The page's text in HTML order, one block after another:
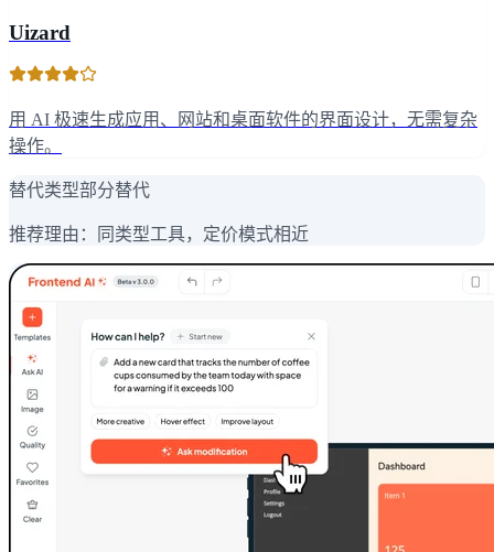
Uizard
用 AI 极速生成应用、网站和桌面软件的界面设计，无需复杂
操作。
替代类型部分替代
推荐理由： 同类型工具，定价模式相近